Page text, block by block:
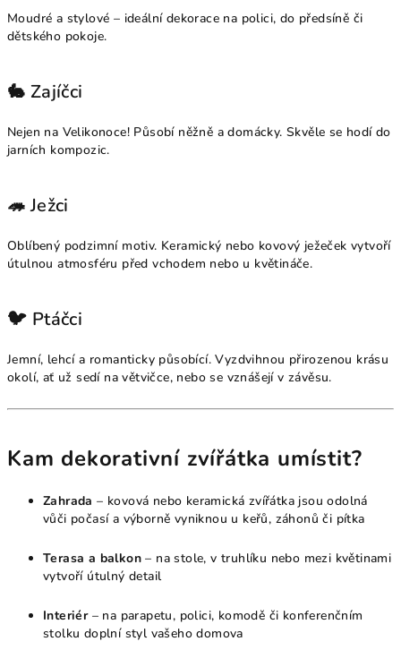
Moudré a stylové – ideální dekorace na polici, do předsíně či
dětského pokoje.
🐇 Zajíčci
Nejen na Velikonoce! Působí něžně a domácky. Skvěle se hodí do
jarních kompozic.
🦔 Ježci
Oblíbený podzimní motiv. Keramický nebo kovový ježeček vytvoří
útulnou atmosféru před vchodem nebo u květináče.
🐦 Ptáčci
Jemní, lehcí a romanticky působící. Vyzdvihnou přirozenou krásu
okolí, ať už sedí na větvičce, nebo se vznášejí v závěsu.
Kam dekorativní zvířátka umístit?
Zahrada – kovová nebo keramická zvířátka jsou odolná
vůči počasí a výborně vyniknou u keřů, záhonů či pítka
Terasa a balkon – na stole, v truhlíku nebo mezi květinami
vytvoří útulný detail
Interiér– na parapetu, polici, komodě či konferenčním
stolku doplní styl vašeho domova